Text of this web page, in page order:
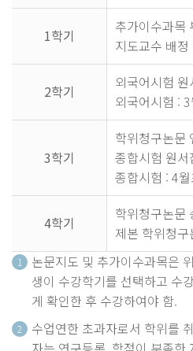
1학기
추가이수과목
지도교수 배
2학기
외국어시험
외국어시험 :
3학기
학위청구논문
종합시험 원
종합시험 : 4
4학기
학위청구논문
제본 학위청
1
논문지도 및 추가이수과목은
생이 수강학기를 선택하고 수
게 확인한 후 수강하여야 함.
2
수업연한 초과자로서 학위를